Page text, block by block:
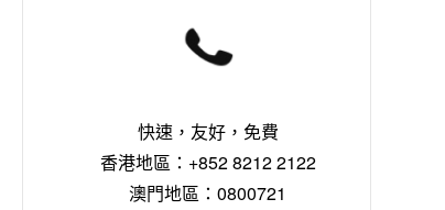
快速，友好，免費
香港地區：+852 8212 2122
澳門地區：0800721